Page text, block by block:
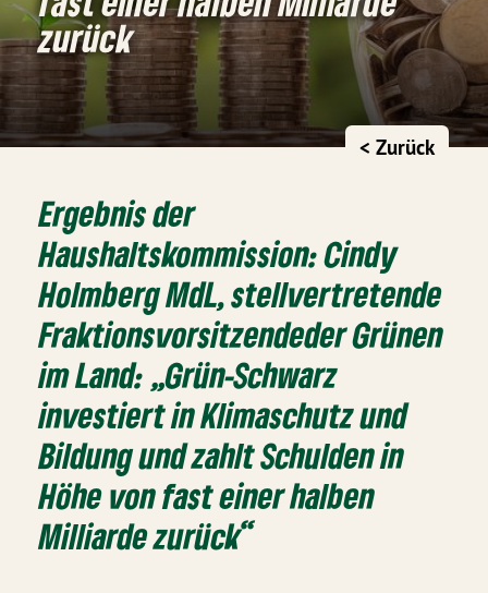
zurück
< Zurück
Ergebnis der
Haushaltskommission: Cindy
Holmberg MdL, stellvertretende
Fraktionsvorsitzendeder Grünen
im Land: „Grün-Schwarz
investiert in Klimaschutz und
Bildung und zahlt Schulden in
Höhe von fast einer halben
Milliarde zurück“